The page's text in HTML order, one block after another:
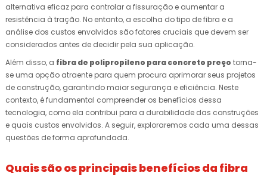
alternativa eficaz para controlar a fissuração e aumentar a
resistência à tração. No entanto, a escolha do tipo de fibra e a
análise dos custos envolvidos são fatores cruciais que devem ser
considerados antes de decidir pela sua aplicação.
Além disso, a fibra de polipropileno para concreto preço torna-
se uma opção atraente para quem procura aprimorar seus projetos
de construção, garantindo maior segurança e eficiência. Neste
contexto, é fundamental compreender os benefícios dessa
tecnologia, como ela contribui para a durabilidade das construções
e quais custos envolvidos. A seguir, exploraremos cada uma dessas
questões de forma aprofundada.
Quais são os principais benefícios da fibra